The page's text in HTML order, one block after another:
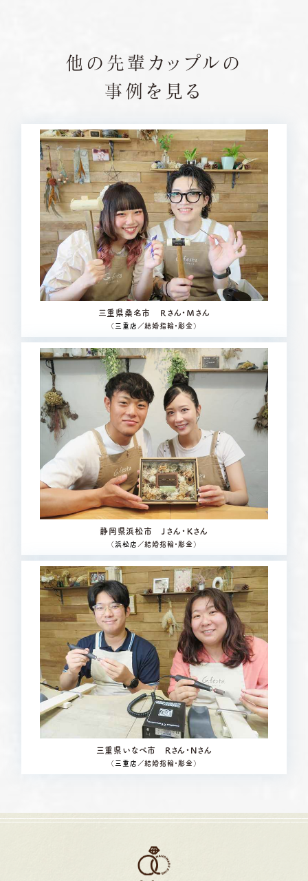
他の先輩カップルの
事例を見る
三重県桑名市 Ｒさん・Ｍさん
（ 三重店 ／結婚指輪・彫金）
静岡県浜松市 Ｊさん・Ｋさん
（浜松店 ／結婚指輪・彫金）
三重県いなべ市 Rさん・Nさん
（ 三重店 ／結婚指輪・彫金）